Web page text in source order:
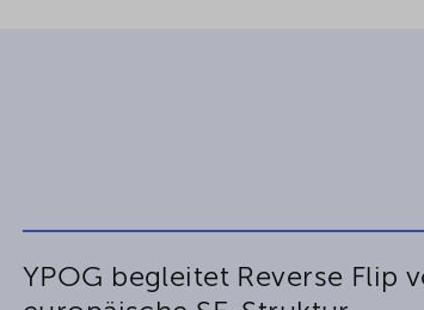
YPOG begleitet Reverse Flip